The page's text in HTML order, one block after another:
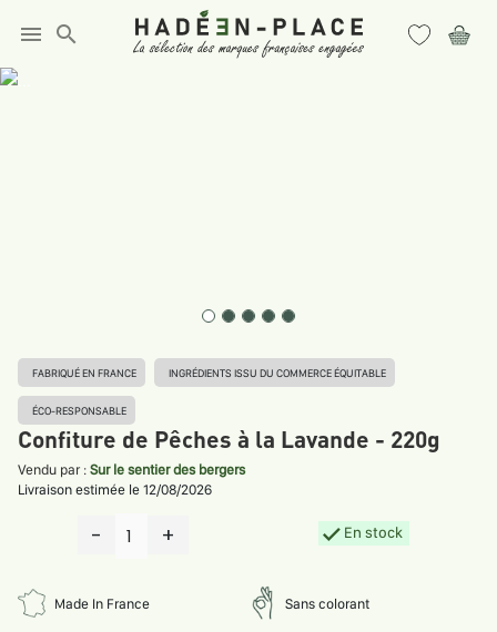
menu search
FABRIQUÉ EN FRANCE INGRÉDIENTS ISSU DU COMMERCE ÉQUITABLE
ÉCO-RESPONSABLE
Confiture de Pêches à la Lavande - 220g
Vendu par : Sur le sentier des bergers
Livraison estimée le 12/08/2026
Made In France Sans colorant
- 1 + En stock